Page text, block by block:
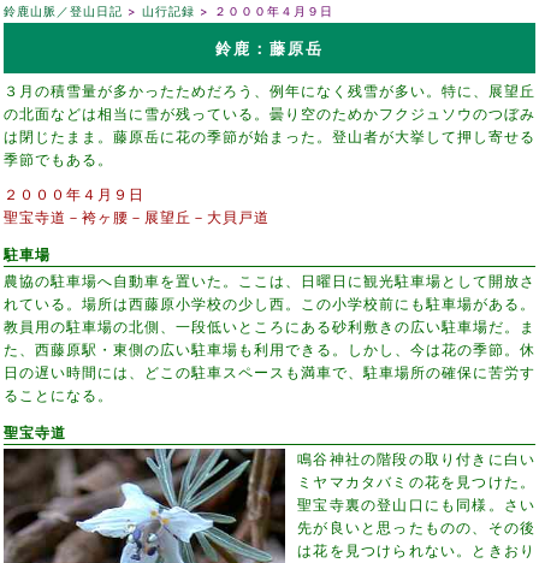
鈴鹿山脈／登山日記 山行記録 ２０００年４月９日
鈴鹿：藤原岳
３月の積雪量が多かったためだろう、例年になく残雪が多い。特に、展望丘
の北面などは相当に雪が残っている。曇り空のためかフクジュソウのつぼみ
は閉じたまま。藤原岳に花の季節が始まった。登山者が大挙して押し寄せる
季節でもある。
２０００年４月９日
聖宝寺道－袴ヶ腰－展望丘－大貝戸道
駐車場
農協の駐車場へ自動車を置いた。ここは、日曜日に観光駐車場として開放さ
れている。場所は西藤原小学校の少し西。この小学校前にも駐車場がある。
教員用の駐車場の北側、一段低いところにある砂利敷きの広い駐車場だ。ま
た、西藤原駅・東側の広い駐車場も利用できる。しかし、今は花の季節。休
日の遅い時間には、どこの駐車スペースも満車で、駐車場所の確保に苦労す
ることになる。
聖宝寺道
鳴谷神社の階段の取り付きに白い
ミヤマカタバミの花を見つけた。
聖宝寺裏の登山口にも同様。さい
先が良いと思ったものの、その後
は花を見つけられない。ときおり